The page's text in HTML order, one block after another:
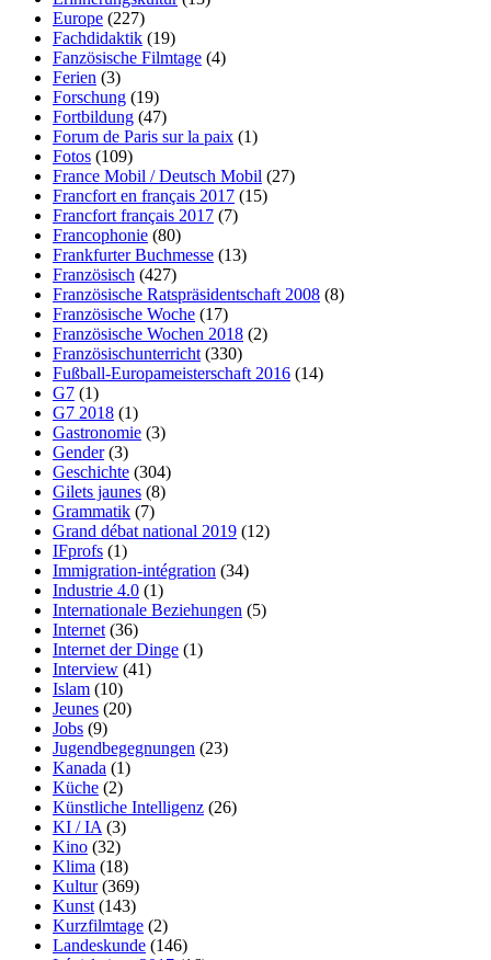
Europe (227)
Fachdidaktik (19)
Fanzösische Filmtage (4)
Ferien (3)
Forschung (19)
Fortbildung (47)
Forum de Paris sur la paix (1)
Fotos (109)
France Mobil / Deutsch Mobil (27)
Francfort en français 2017 (15)
Francfort français 2017 (7)
Francophonie (80)
Frankfurter Buchmesse (13)
Französisch (427)
Französische Ratspräsidentschaft 2008 (8)
Französische Woche (17)
Französische Wochen 2018 (2)
Französischunterricht (330)
Fußball-Europameisterschaft 2016 (14)
G7 (1)
G7 2018 (1)
Gastronomie (3)
Gender(3)
Geschichte (304)
Gilets jaunes (8)
Grammatik (7)
Grand débat national 2019 (12)
IFprofs (1)
Immigration-intégration (34)
Industrie 4.0 (1)
Internationale Beziehungen (5)
Internet (36)
Internet der Dinge (1)
Interview (41)
Islam (10)
Jeunes (20)
Jobs (9)
Jugendbegegnungen (23)
Kanada (1)
Küche (2)
Künstliche Intelligenz (26)
KI / IA (3)
Kino (32)
Klima (18)
Kultur(369)
Kunst (143)
Kurzfilmtage (2)
Landeskunde (146)